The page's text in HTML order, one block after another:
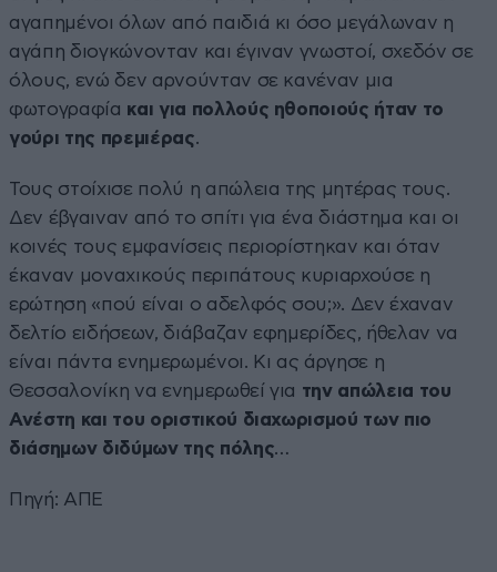
αγαπημένοι όλων από παιδιά κι όσο μεγάλωναν η
αγάπη διογκώνονταν και έγιναν γνωστοί, σχεδόν σε
όλους, ενώ δεν αρνούνταν σε κανέναν μια
φωτογραφία και για πολλούς ηθοποιούς ήταν το
γούρι της πρεμιέρας.
Τους στοίχισε πολύ η απώλεια της μητέρας τους.
Δεν έβγαιναν από το σπίτι για ένα διάστημα και οι
κοινές τους εμφανίσεις περιορίστηκαν και όταν
έκαναν μοναχικούς περιπάτους κυριαρχούσε η
ερώτηση «πού είναι ο αδελφός σου;». Δεν έχαναν
δελτίο ειδήσεων, διάβαζαν εφημερίδες, ήθελαν να
είναι πάντα ενημερωμένοι. Κι ας άργησε η
Θεσσαλονίκη να ενημερωθεί για την απώλεια του
Ανέστη και του οριστικού διαχωρισμού των πιο
διάσημων διδύμων της πόλης…
Πηγή: ΑΠΕ